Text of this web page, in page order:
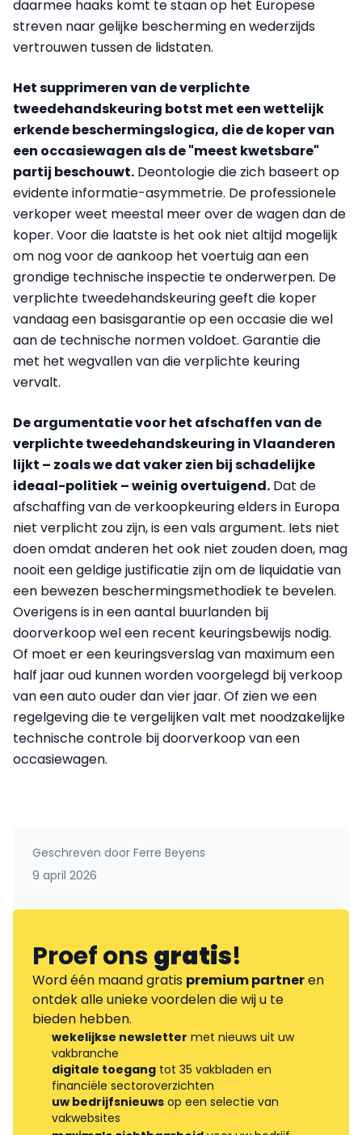
daarmee haaks komt te staan op het Europese
streven naar gelijke bescherming en wederzijds
vertrouwen tussen de lidstaten.
Het supprimeren van de verplichte
tweedehandskeuring botst met een wettelijk
erkende beschermingslogica, die de koper van
een occasiewagen als de "meest kwetsbare"
partij beschouwt. Deontologie die zich baseert op
evidente informatie-asymmetrie. De professionele
verkoper weet meestal meer over de wagen dan de
koper. Voor die laatste is het ook niet altijd mogelijk
om nog voor de aankoop het voertuig aan een
grondige technische inspectie te onderwerpen. De
verplichte tweedehandskeuring geeft die koper
vandaag een basisgarantie op een occasie die wel
aan de technische normen voldoet. Garantie die
met het wegvallen van die verplichte keuring
vervalt.
De argumentatie voor het afschaffen van de
verplichte tweedehandskeuring in Vlaanderen
lijkt – zoals we dat vaker zien bij schadelijke
ideaal-politiek – weinig overtuigend. Dat de
afschaffing van de verkoopkeuring elders in Europa
niet verplicht zou zijn, is een vals argument. Iets niet
doen omdat anderen het ook niet zouden doen, mag
nooit een geldige justificatie zijn om de liquidatie van
een bewezen beschermingsmethodiek te bevelen.
Overigens is in een aantal buurlanden bij
doorverkoop wel een recent keuringsbewijs nodig.
Of moet er een keuringsverslag van maximum een
half jaar oud kunnen worden voorgelegd bij verkoop
van een auto ouder dan vier jaar. Of zien we een
regelgeving die te vergelijken valt met noodzakelijke
technische controle bij doorverkoop van een
occasiewagen.
Geschreven door Ferre Beyens
9 april 2026
Proef onsgratis!
Word één maand gratis premium partneren
ontdek alle unieke voordelen die wij u te
bieden hebben.
wekelijkse newsletter met nieuws uit uw
vakbranche
digitale toegang tot 35 vakbladen en
financiële sectoroverzichten
uw bedrijfsnieuws op een selectie van
vakwebsites